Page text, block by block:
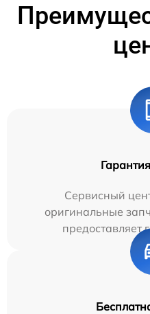
Сервисный
оригинальные
предоставляет